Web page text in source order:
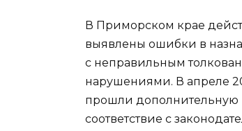
В Приморском крае
выявлены ошибки в
с неправильным
нарушениями. В апреле
прошли дополнительную
соответствие с